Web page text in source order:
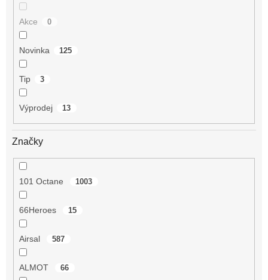
Akce 0
Novinka 125
Tip 3
Výprodej 13
Značky
101 Octane 1003
66Heroes 15
Airsal 587
ALMOT 66